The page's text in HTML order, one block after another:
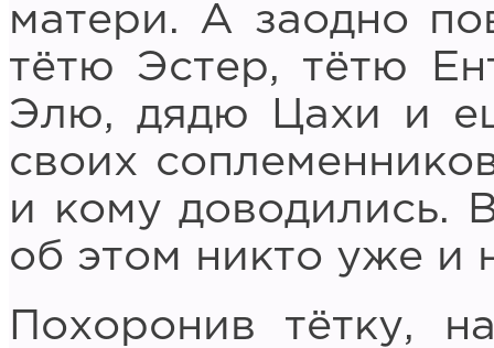
матери. А заодно
тётю Эстер, тётю
Элю, дядю Цахи и
своих
и кому доводились.
об этом никто уже и
Похоронив тётку,